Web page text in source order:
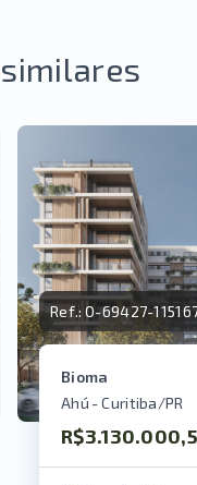
Ref.:O-69427-
Bioma
Ahú - Curitiba/PR